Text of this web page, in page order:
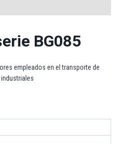
BG085
empleados en el transporte de